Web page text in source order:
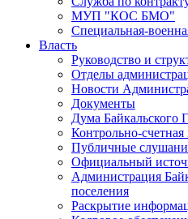
МУП "КОС БМО"
Специальная-
Власть
Руководство и
Отделы
Новости
Документы
Дума Байкальского
Контрольно-
Публичные
Официальный
Администрация
поселения
Раскрытие